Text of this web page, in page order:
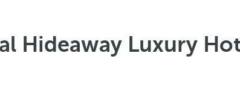
Hideaway Luxury